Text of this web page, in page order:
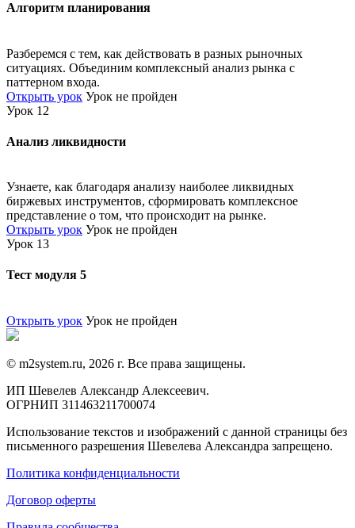
Алгоритм планирования
Разберемся с тем, как действовать в разных рыночных
ситуациях. Объединим комплексный анализ рынка с
паттерном входа.
Открыть урок Урок не пройден
Урок 12
Анализ ликвидности
Узнаете, как благодаря анализу наиболее ликвидных
биржевых инструментов, сформировать комплексное
представление о том, что происходит на рынке.
Открыть урок Урок не пройден
Урок 13
Тест модуля 5
Открыть урок Урок не пройден
© m2system.ru, 2026 г. Все права защищены.
ИП Шевелев Александр Алексеевич.
ОГРНИП 311463211700074
Использование текстов и изображений с данной страницы без
письменного разрешения Шевелева Александра запрещено.
Политика конфиденциальности
Договор оферты